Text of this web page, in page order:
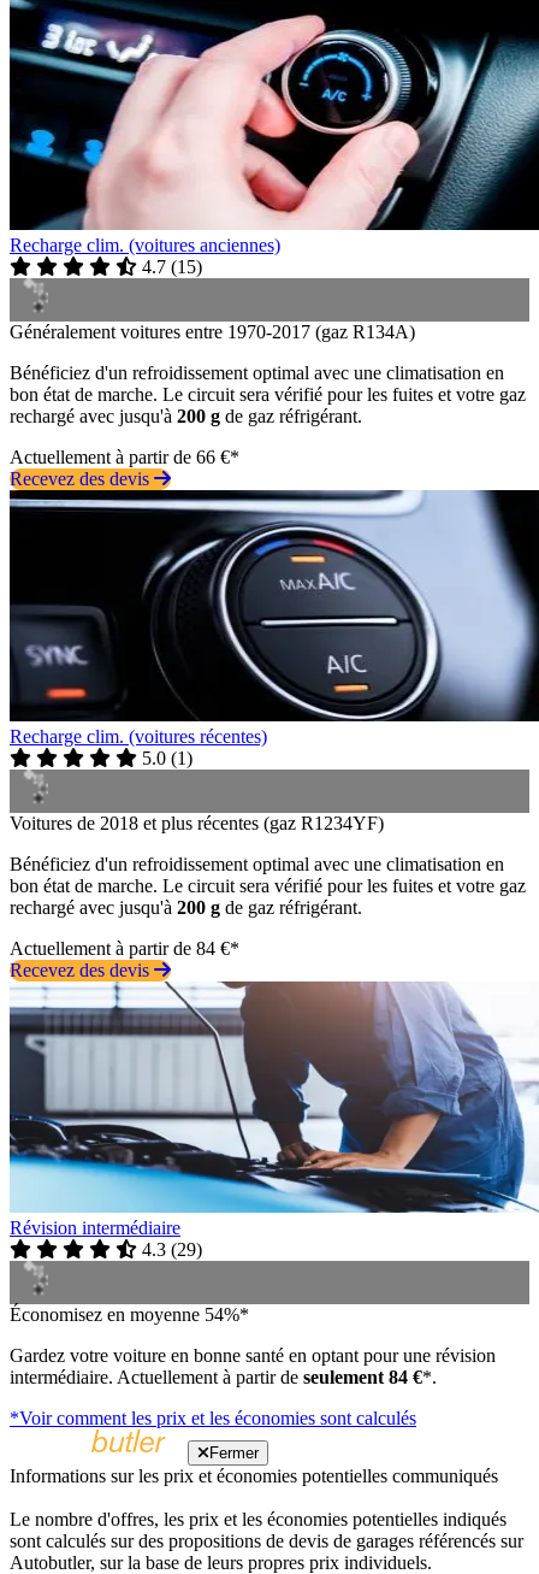
Recharge clim. (voitures anciennes)
4.7 (15)
Généralement voitures entre 1970-2017 (gaz R134A)
Bénéficiez d'un refroidissement optimal avec une climatisation en
bon état de marche. Le circuit sera vérifié pour les fuites et votre gaz
rechargé avec jusqu'à 200 g de gaz réfrigérant.
Actuellement à partir de 66 €*
Recevez des devis
Recharge clim. (voitures récentes)
5.0 (1)
Voitures de 2018 et plus récentes (gaz R1234YF)
Bénéficiez d'un refroidissement optimal avec une climatisation en
bon état de marche. Le circuit sera vérifié pour les fuites et votre gaz
rechargé avec jusqu'à 200 g de gaz réfrigérant.
Actuellement à partir de 84 €*
Recevez des devis
Révision intermédiaire
4.3 (29)
Économisez en moyenne 54%*
Gardez votre voiture en bonne santé en optant pour une révision
intermédiaire. Actuellement à partir de seulement 84 €*.
*Voir comment les prix et les économies sont calculés
Fermer
Informations sur les prix et économies potentielles communiqués
Le nombre d'offres, les prix et les économies potentielles indiqués
sont calculés sur des propositions de devis de garages référencés sur
Autobutler, sur la base de leurs propres prix individuels.